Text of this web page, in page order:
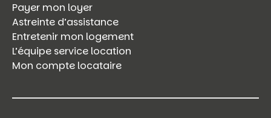
Payer mon loyer
Astreinte d’assistance
Entretenir mon logement
L’équipe service location
Mon compte locataire